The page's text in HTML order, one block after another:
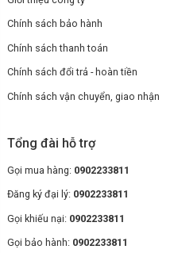
Chính sách bảo hành
Chính sách thanh toán
Chính sách đổi trả - hoàn tiền
Chính sách vận chuyển, giao nhận
Tổng đài hỗ trợ
Gọi mua hàng: 0902233811
Đăng ký đại lý: 0902233811
Gọi khiếu nại: 0902233811
Gọi bảo hành: 0902233811